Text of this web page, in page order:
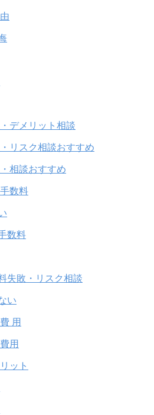
デメリット相談
リスク相談おすすめ
相談おすすめ
数料
数料
失敗・リスク相談
い
用
用
ット